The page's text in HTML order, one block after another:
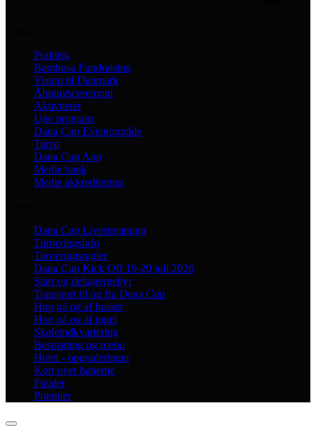
Praktisk
Bambusa Fundraising
Visum til Danmark
Åbningsceremoni
Aktiviteter
Uge program
Dana Cup Eventområde
Turist
Dana Cup App
Medie bank
Medie akkreditering
Dana Cup Livestreaming
Turneringsinfo
Turneringsregler
Dana Cup Kick Off 19-20 juli 2026
Start og deltagergebyr
Transport til og fra Dana Cup
Hop på og af busser
Hop på og af toget
Skoleindkvartering
Bespisning og menu
Hotel - opgraderinger
Kort over banerne
Finaler
Præmier